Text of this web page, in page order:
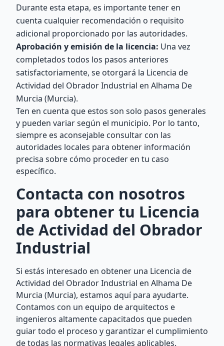
Durante esta etapa, es importante tener en
cuenta cualquier recomendación o requisito
adicional proporcionado por las autoridades.
Aprobación y emisión de la licencia: Una vez
completados todos los pasos anteriores
satisfactoriamente, se otorgará la Licencia de
Actividad del Obrador Industrial en Alhama De
Murcia (Murcia).
Ten en cuenta que estos son solo pasos generales
y pueden variar según el municipio. Por lo tanto,
siempre es aconsejable consultar con las
autoridades locales para obtener información
precisa sobre cómo proceder en tu caso
específico.
Contacta con nosotros
para obtener tu Licencia
de Actividad del Obrador
Industrial
Si estás interesado en obtener una Licencia de
Actividad del Obrador Industrial en Alhama De
Murcia (Murcia), estamos aquí para ayudarte.
Contamos con un equipo de arquitectos e
ingenieros altamente capacitados que pueden
guiar todo el proceso y garantizar el cumplimiento
de todas las normativas legales aplicables.